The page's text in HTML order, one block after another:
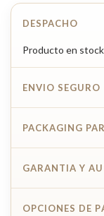
DESPACHO
Producto en
ENVIO SEGURO
PACKAGING
GARANTIA Y
OPCIONES DE